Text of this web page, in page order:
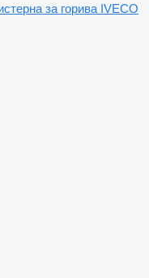
за горива IVECO